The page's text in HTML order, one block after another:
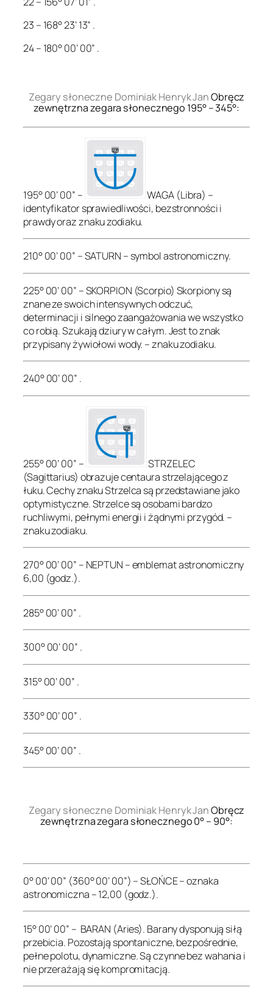
23 – 168° 23’ 13” .
24 – 180° 00’ 00” .
Zegary słoneczne Dominiak Henryk JanObręcz
zewnętrzna zegara słonecznego 195° – 345°:
195° 00’ 00” –
WAGA (Libra) –
identyfikator sprawiedliwości, bezstronności i
prawdy oraz znaku zodiaku.
210° 00’ 00” – SATURN – symbol astronomiczny.
225° 00’ 00” – SKORPION (Scorpio) Skorpiony są
znane ze swoich intensywnych odczuć,
determinacji i silnego zaangażowania we wszystko
co robią. Szukają dziury w całym. Jest to znak
przypisany żywiołowi wody. – znaku zodiaku.
240° 00’ 00” .
255° 00’ 00” –
STRZELEC
(Sagittarius) obrazuje centaura strzelającego z
łuku. Cechy znaku Strzelca są przedstawiane jako
optymistyczne. Strzelce są osobami bardzo
ruchliwymi, pełnymi energii i żądnymi przygód. –
znaku zodiaku.
270° 00’ 00” – NEPTUN – emblemat astronomiczny
6,00 (godz.).
285° 00’ 00” .
300° 00’ 00” .
315° 00’ 00” .
330° 00’ 00” .
345° 00’ 00” .
Zegary słoneczne Dominiak Henryk JanObręcz
zewnętrzna zegara słonecznego 0° – 90°:
0° 00’ 00” (360° 00’ 00”) – SŁOŃCE – oznaka
astronomiczna – 12,00 (godz.).
15° 00’ 00” – BARAN (Aries). Barany dysponują siłą
przebicia. Pozostają spontaniczne, bezpośrednie,
pełne polotu, dynamiczne. Są czynne bez wahania i
nie przerażają się kompromitacją.